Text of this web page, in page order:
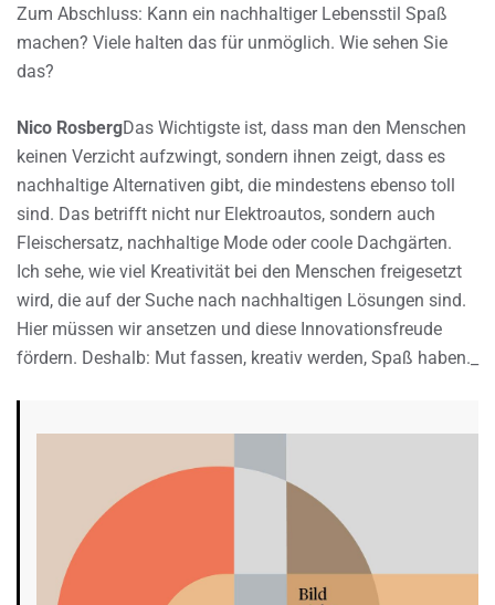
Zum Abschluss: Kann ein nachhaltiger Lebensstil Spaß
machen? Viele halten das für unmöglich. Wie sehen Sie
das?
Nico RosbergDas Wichtigste ist, dass man den Menschen
keinen Verzicht aufzwingt, sondern ihnen zeigt, dass es
nachhaltige Alternativen gibt, die mindestens ebenso toll
sind. Das betrifft nicht nur Elektroautos, sondern auch
Fleischersatz, nachhaltige Mode oder coole Dachgärten.
Ich sehe, wie viel Kreativität bei den Menschen freigesetzt
wird, die auf der Suche nach nachhaltigen Lösungen sind.
Hier müssen wir ansetzen und diese Innovationsfreude
fördern. Deshalb: Mut fassen, kreativ werden, Spaß haben._